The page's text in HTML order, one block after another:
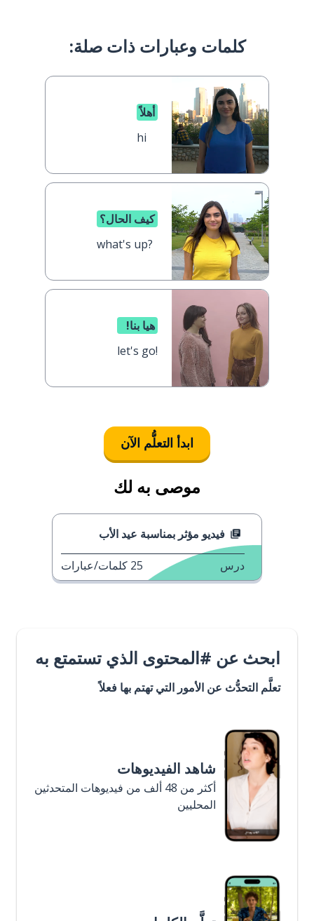
كلمات وعبارات ذات صلة:
أهلاً
hi
كيف الحال؟
what's up?
هيا بنا!
let's go!
ابدأ التعلُّم الآن
موصى به لك
فيديو مؤثر بمناسبة عيد الأب
درس 25 كلمات/عبارات
ابحث عن #المحتوى الذي تستمتع به
تعلَّم التحدُّث عن الأمور التي تهتم بها فعلاً
شاهد الفيديوهات
أكثر من 48 ألف من فيديوهات المتحدثين
المحليين